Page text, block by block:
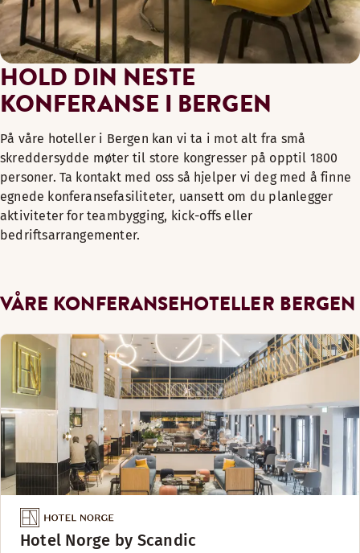
HOLD DIN NESTE
KONFERANSE I BERGEN
På våre hoteller i Bergen kan vi ta i mot alt fra små
skreddersydde møter til store kongresser på opptil 1800
personer. Ta kontakt med oss så hjelper vi deg med å finne
egnede konferansefasiliteter, uansett om du planlegger
aktiviteter for teambygging, kick-offs eller
bedriftsarrangementer.
VÅRE KONFERANSEHOTELLER BERGEN
Hotel Norge by Scandic